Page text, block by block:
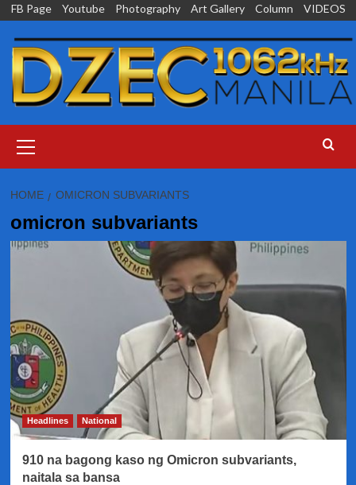
Skip
content
FB Page Youtube Photography Art Gallery Column VIDEOS
Menu
HOME OMICRON SUBVARIANTS
omicron subvariants
Headlines National
910 na bagong kaso ng Omicron subvariants,
naitala sa bansa